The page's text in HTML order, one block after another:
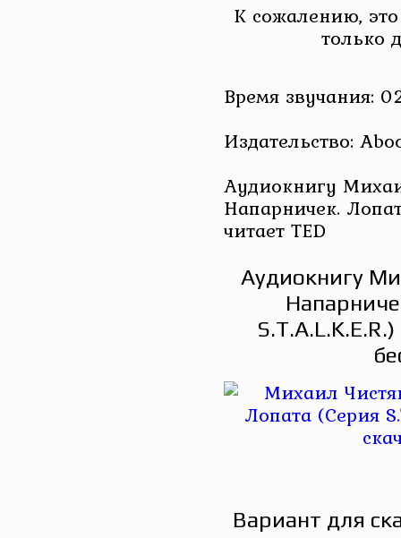
К сожалению,
только
Время звучания:
Издательство:
Аудиокнигу
Напарничек.
читает TED
Аудиокнигу
Вариант для